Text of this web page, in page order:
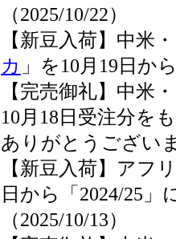
（2025/10/22）
【新豆入荷】中米
カ 」を10月19日か
【完売御礼】中米
10月18日受注分を
ありがとうござい
【新豆入荷】アフ
日から「2024/25
（2025/10/13）